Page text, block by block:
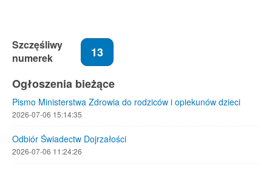
Szczęśliwy
numerek
13
Ogłoszenia bieżące
Pismo Ministerstwa Zdrowia do rodziców i opiekunów dzieci
2026-07-06 15:14:35
Odbiór Świadectw Dojrzałości
2026-07-06 11:24:26